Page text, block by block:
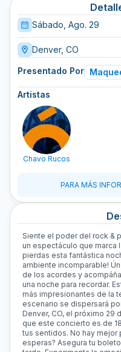
Sábado, Ago. 29
Denver, CO
Presentado Por
Artistas
Chavo Rucos
PARA MÁS
Siente el poder del rock &
un espectáculo que marca
pierdas esta fantástica
ambiente incomparable!
de los acordes y
una noche para recordar.
más impresionantes de la
escenario se dispersará
Denver, CO, el próximo 29
que este concierto es de
tus sentidos. No hay mejor
esperas? Asegura tu